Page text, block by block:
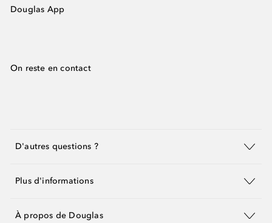
Douglas App
On reste en contact
D'autres questions ?
Plus d'informations
À propos de Douglas